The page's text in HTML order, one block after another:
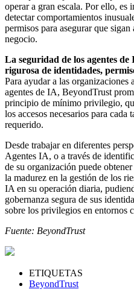
operar a gran escala. Por ello, es
detectar comportamientos
permisos para asegurar que
negocio.
La seguridad de los agentes
rigurosa de identidades,
Para ayudar a las organizaciones
agentes de IA, BeyondTrust
principio de mínimo privilegio,
los accesos necesarios para
requerido.
Desde trabajar en diferentes
Agentes IA, o a través de
de su organización puede
la madurez en la gestión de los
IA en su operación diaria,
gobernanza segura de sus
sobre los privilegios en entornos
Fuente: BeyondTrust
ETIQUETAS
BeyondTrust